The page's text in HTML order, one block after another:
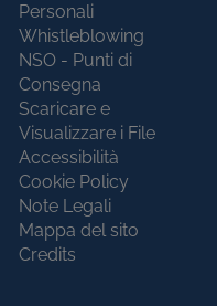
Personali
Whistleblowing
NSO - Punti di
Consegna
Scaricare e
Visualizzare i File
Accessibilità
Cookie Policy
Note Legali
Mappa del sito
Credits